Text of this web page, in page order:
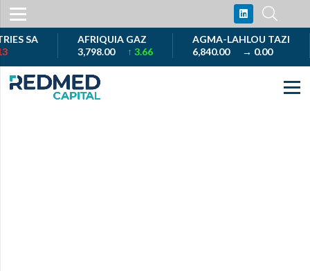
SA
AFRIQUIA GAZ
3,798.00↑ 3.66
AGMA-LAHLOU TAZI
6,840.00→ 0.00